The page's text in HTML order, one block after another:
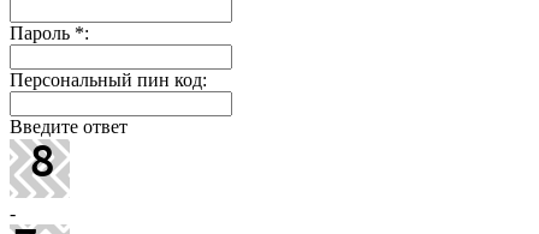
Пароль *:
Персональный пин код:
Введите ответ
-